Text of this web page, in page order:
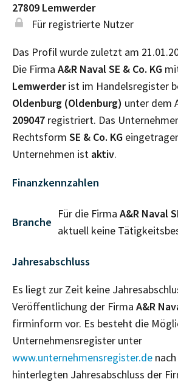
27809 Lemwerder
Für registrierte Nutzer
Das Profil wurde zuletzt am
Die Firma A&R Naval SE & Co. KG
Lemwerderist im Handelsregister
Oldenburg (Oldenburg) unter dem
209047 registriert. Das
Rechtsform SE & Co. KG
Unternehmen ist aktiv.
Finanzkennzahlen
Branche
Für die Firma A&R Naval
aktuell keine
Jahresabschluss
Es liegt zur Zeit keine
Veröffentlichung der Firma A&R
firminform vor. Es besteht die
Unternehmensregister unter
www.unternehmensregister.de
hinterlegten Jahresabschluss der